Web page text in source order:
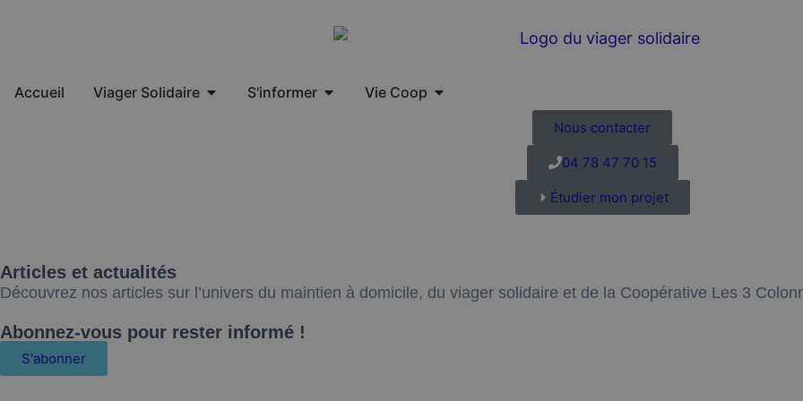
Accueil Viager Solidaire S'informer Vie Coop
Nous contacter
04 78 47 70 15
Étudier mon projet
Articles et actualités
Découvrez nos articles sur l’univers du maintien à domicile, du viager solidaire et de la Coopérative Les 3
Abonnez-vous pour rester informé !
S'abonner